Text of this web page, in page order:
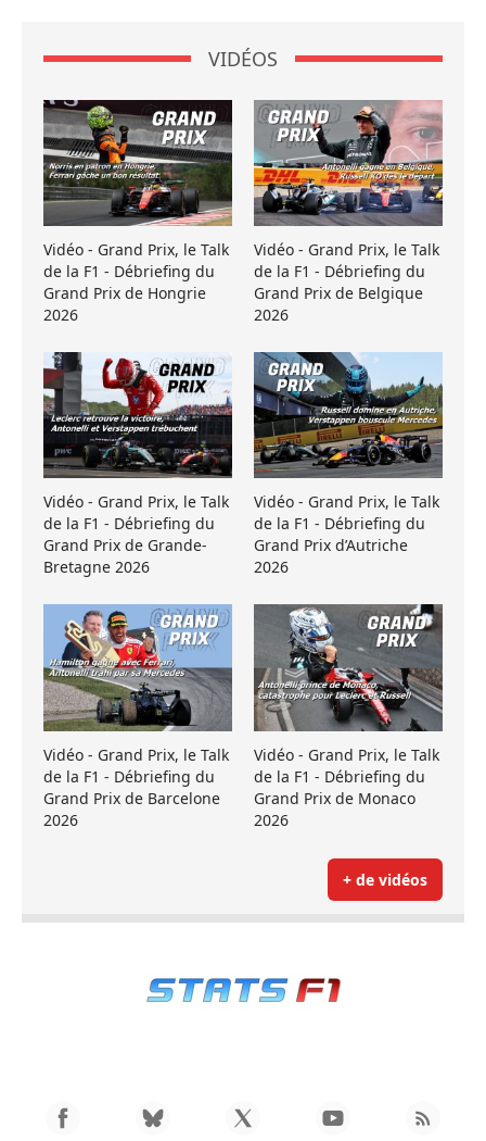
VIDÉOS
Vidéo - Grand Prix, le Talk
de la F1 - Débriefing du
Grand Prix de Hongrie
2026
Vidéo - Grand Prix, le Talk
de la F1 - Débriefing du
Grand Prix de Belgique
2026
Vidéo - Grand Prix, le Talk
de la F1 - Débriefing du
Grand Prix de Grande-
Bretagne 2026
Vidéo - Grand Prix, le Talk
de la F1 - Débriefing du
Grand Prix d’Autriche
2026
Vidéo - Grand Prix, le Talk
de la F1 - Débriefing du
Grand Prix de Barcelone
2026
Vidéo - Grand Prix, le Talk
de la F1 - Débriefing du
Grand Prix de Monaco
2026
+ de vidéos